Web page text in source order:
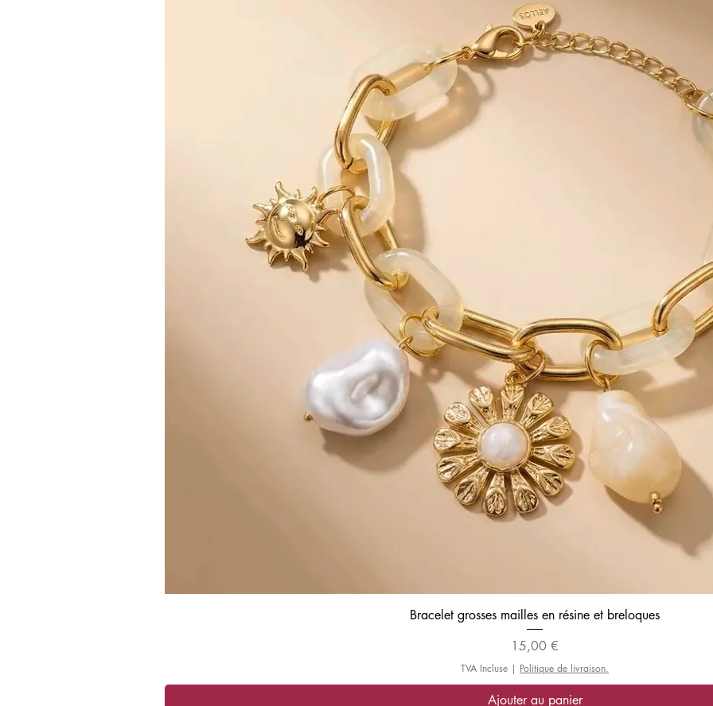
Aperçu rapide
Bracelet grosses mailles en résine et breloques
Prix
15,00 €
TVA Incluse | Politique de livraison.
Ajouter au panier